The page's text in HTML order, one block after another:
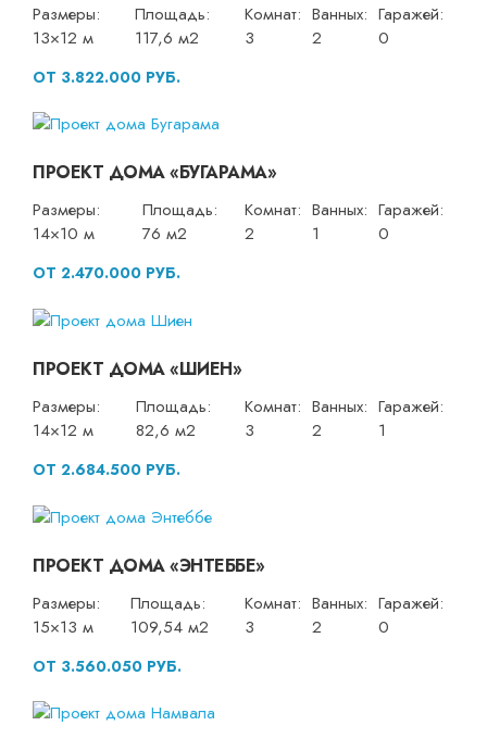
Размеры:
13×12 м
Площадь:
117,6 м2
Комнат:
3
Ванных:
2
Гаражей:
0
ОТ 3.822.000 РУБ.
ПРОЕКТ ДОМА «БУГАРАМА»
Размеры:
14×10 м
Площадь:
76 м2
Комнат:
2
Ванных:
1
Гаражей:
0
ОТ 2.470.000 РУБ.
ПРОЕКТ ДОМА «ШИЕН»
Размеры:
14×12 м
Площадь:
82,6 м2
Комнат:
3
Ванных:
2
Гаражей:
1
ОТ 2.684.500 РУБ.
ПРОЕКТ ДОМА «ЭНТЕББЕ»
Размеры:
15×13 м
Площадь:
109,54 м2
Комнат:
3
Ванных:
2
Гаражей:
0
ОТ 3.560.050 РУБ.